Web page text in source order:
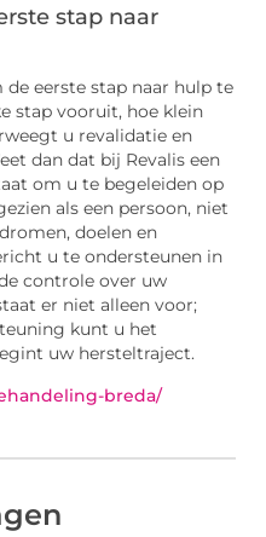
stap naar
eerste stap naar hulp te
stap vooruit, hoe klein
u revalidatie en
dan dat bij Revalis een
om u te begeleiden op
als een persoon, niet
doelen en
u te ondersteunen in
controle over uw
er niet alleen voor;
kunt u het
uw hersteltraject.
breda/